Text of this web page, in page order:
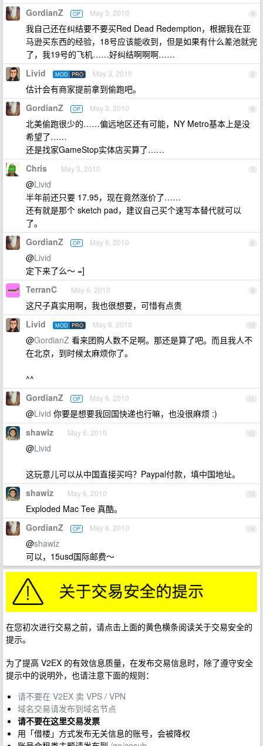
4
GordianZ OP May 3, 2010
我自己还在纠结要不要买Red Dead Redemption，根据我在亚
马逊买东西的经验，18号应该能收到，但是如果有什么差池就完
了，我19号的飞机……好纠结啊啊啊……
5
Livid MOD PRO May 3, 2010
估计会有商家提前拿到偷跑吧。
6
GordianZ OP May 3, 2010
北美偷跑很少的……偏远地区还有可能，NY Metro基本上是没
希望了……
还是找家GameStop实体店买算了……
7
Chris May 3, 2010
@Livid
半年前还只要 17.95，现在竟然涨价了……
还有就是那个 sketch pad，建议自己买个速写本替代就可以
了。
8
GordianZ OP May 6, 2010
@Livid
定下来了么～ =]
9
TerranC May 6, 2010
这尺子真实用啊，我也很想要，可惜有点贵
10
Livid MOD PRO May 6, 2010
@GordianZ 看来团购人数不足啊。那还是算了吧。而且我人不
在北京，到时候太麻烦你了。
^^
11
GordianZ OP May 6, 2010
@Livid 你要是想要我回国快递也行嘛，也没很麻烦 :)
12
shawiz May 6, 2010
@Livid
这玩意儿可以从中国直接买吗？Paypal付款，填中国地址。
13
shawiz May 6, 2010
Exploded Mac Tee 真酷。
14
GordianZ OP May 6, 2010
@shawiz
可以，15usd国际邮费～
在您初次进行交易之前，请点击上面的黄色横条阅读关于交易安全的
提示。
为了提高 V2EX 的有效信息质量，在发布交易信息时，除了遵守安全
提示中的说明外，也请注意下面的规则：
请不要在 V2EX 卖 VPS / VPN
域名交易请发布到域名节点
请不要在这里交易发票
用「借楼」方式发布无关信息的账号，会被降权